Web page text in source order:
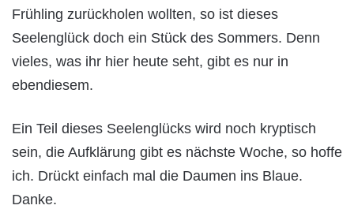
Frühling zurückholen wollten, so ist dieses
Seelenglück doch ein Stück des Sommers. Denn
vieles, was ihr hier heute seht, gibt es nur in
ebendiesem.
Ein Teil dieses Seelenglücks wird noch kryptisch
sein, die Aufklärung gibt es nächste Woche, so hoffe
ich. Drückt einfach mal die Daumen ins Blaue.
Danke.